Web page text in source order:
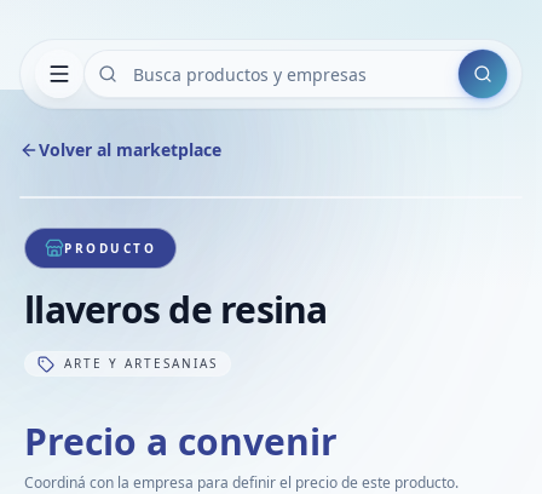
Buscar
Volver al marketplace
1/1
PRODUCTO
llaveros de resina
ARTE Y ARTESANIAS
Precio a convenir
Coordiná con la empresa para definir el precio de este producto.